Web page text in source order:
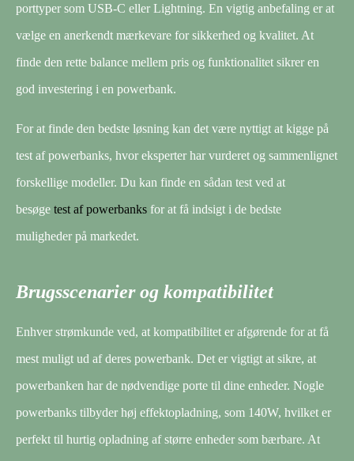
porttyper som USB-C eller Lightning. En vigtig anbefaling er at
vælge en anerkendt mærkevare for sikkerhed og kvalitet. At
finde den rette balance mellem pris og funktionalitet sikrer en
god investering i en powerbank.
For at finde den bedste løsning kan det være nyttigt at kigge på
test af powerbanks, hvor eksperter har vurderet og sammenlignet
forskellige modeller. Du kan finde en sådan test ved at
besøge test af powerbanks for at få indsigt i de bedste
muligheder på markedet.
Brugsscenarier og kompatibilitet
Enhver strømkunde ved, at kompatibilitet er afgørende for at få
mest muligt ud af deres powerbank. Det er vigtigt at sikre, at
powerbanken har de nødvendige porte til dine enheder. Nogle
powerbanks tilbyder høj effektopladning, som 140W, hvilket er
perfekt til hurtig opladning af større enheder som bærbare. At